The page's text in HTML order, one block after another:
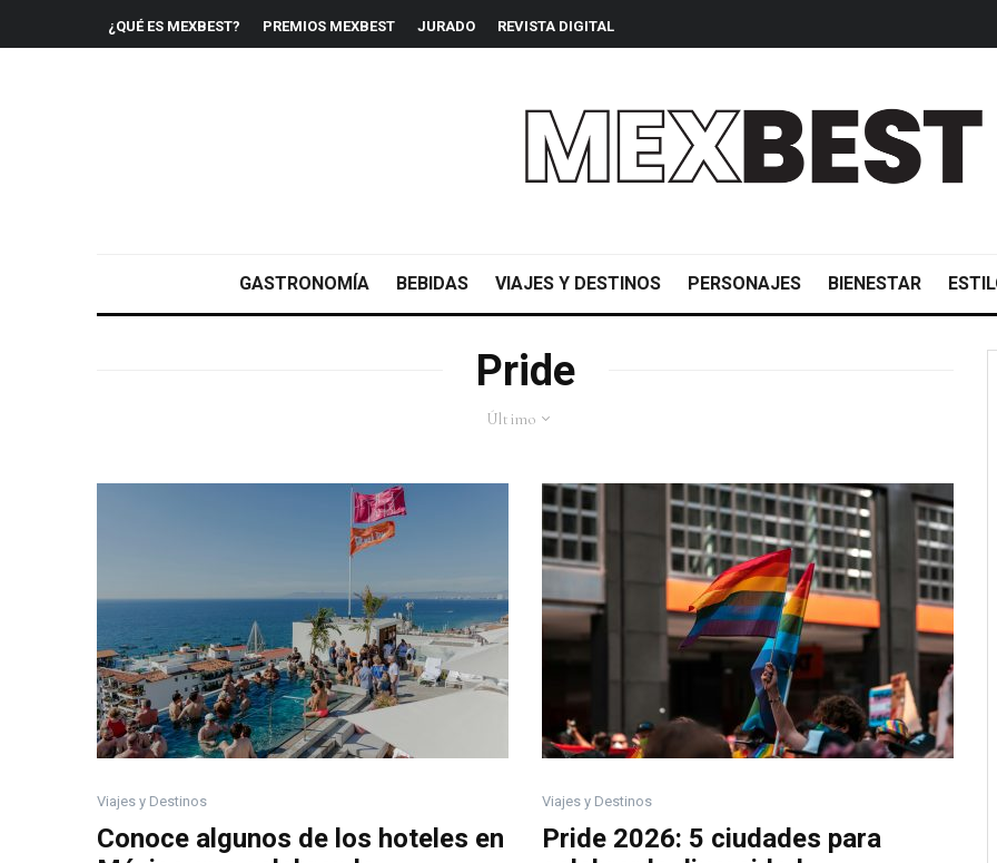
¿QUÉ ES MEXBEST? PREMIOS MEXBEST JURADO REVISTA DIGITAL
GASTRONOMÍA BEBIDAS VIAJES Y DESTINOS PERSONAJES BIENESTAR
Pride
Último
Viajes y Destinos
Conoce algunos de los hoteles en
Viajes y Destinos
Pride 2026: 5 ciudades para